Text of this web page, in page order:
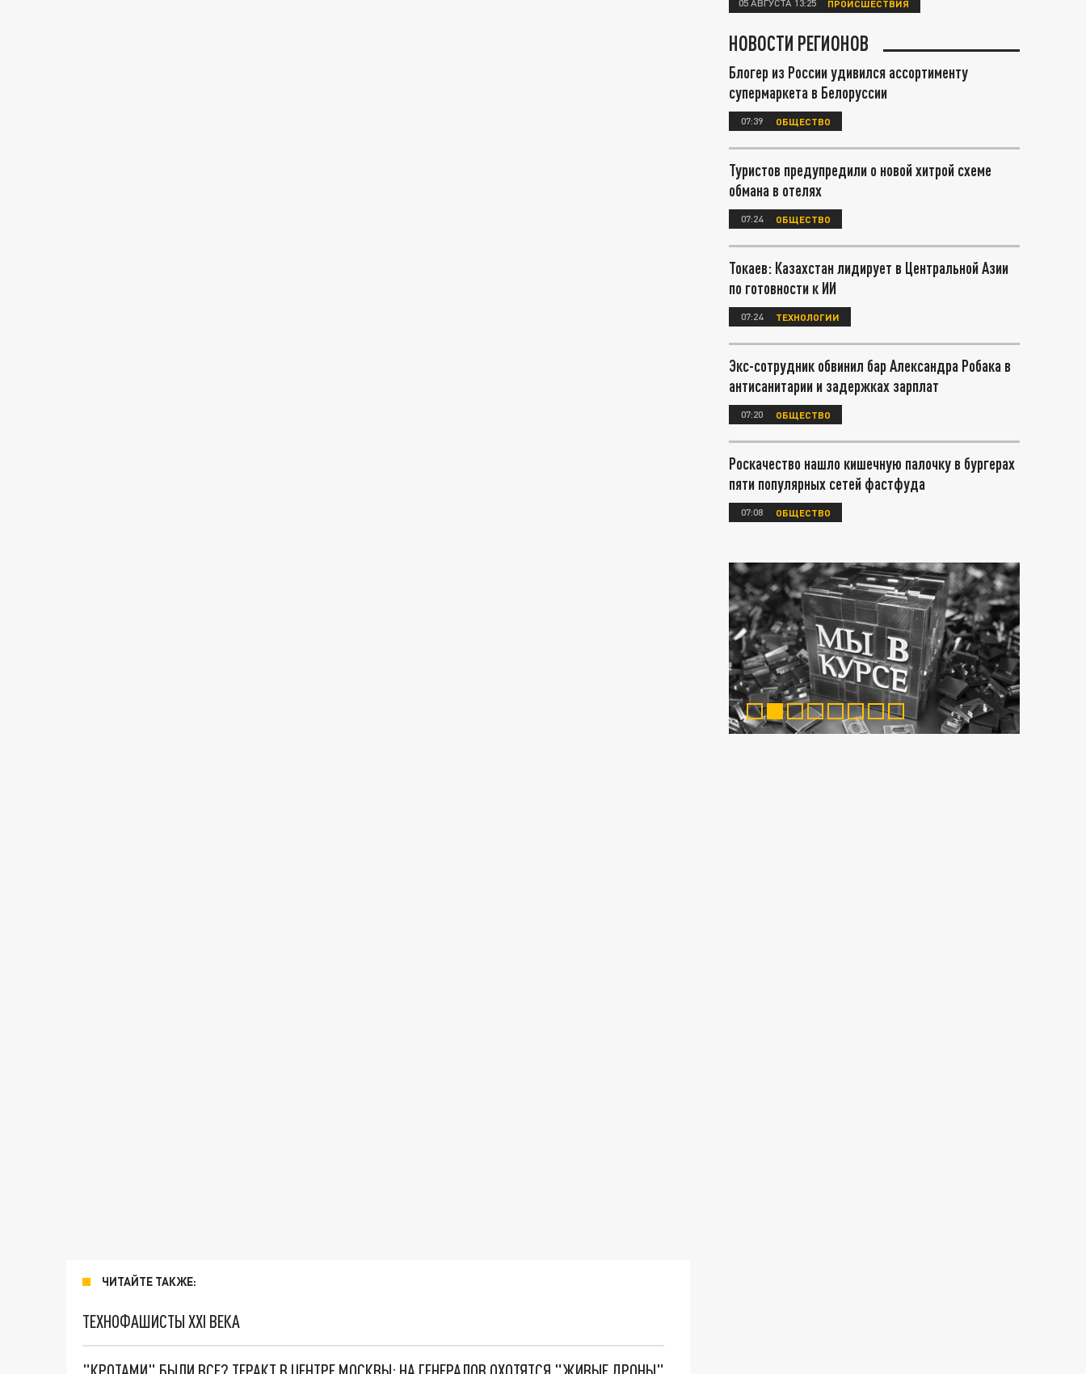
ЧИТАЙТЕ ТАКЖЕ:
ТЕХНОФАШИСТЫ XXI ВЕКА
05 АВГУСТА 13:25 ПРОИСШЕСТВИЯ
НОВОСТИ РЕГИОНОВ
Блогер из России удивился ассортименту
супермаркета в Белоруссии
07:39 ОБЩЕСТВО
Туристов предупредили о новой хитрой схеме
обмана в отелях
07:24 ОБЩЕСТВО
Токаев: Казахстан лидирует в Центральной Азии
по готовности к ИИ
07:24 ТЕХНОЛОГИИ
Экс-сотрудник обвинил бар Александра Робака в
антисанитарии и задержках зарплат
07:20 ОБЩЕСТВО
Роскачество нашло кишечную палочку в бургерах
пяти популярных сетей фастфуда
07:08 ОБЩЕСТВО